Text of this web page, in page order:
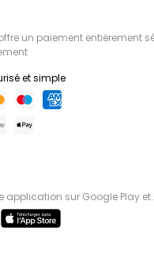
un paiement entièrement
et simple
application sur Google Play et